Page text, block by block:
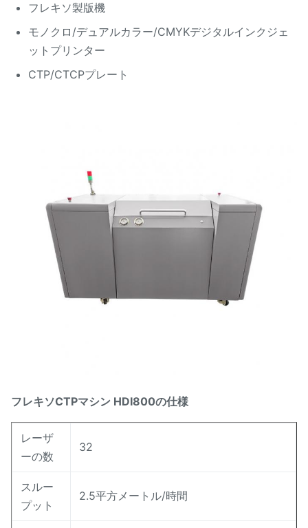
フレキソ製版機
モノクロ/デュアルカラー/CMYKデジタルインクジェ
ットプリンター
CTP/CTCPプレート
フレキソCTPマシン HDI800の仕様
レーザ
ーの数
32
スルー
プット
2.5平方メートル/時間